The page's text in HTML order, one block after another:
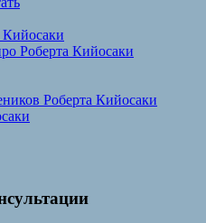
Роберта Кийосаки
Роберта Кийосаки